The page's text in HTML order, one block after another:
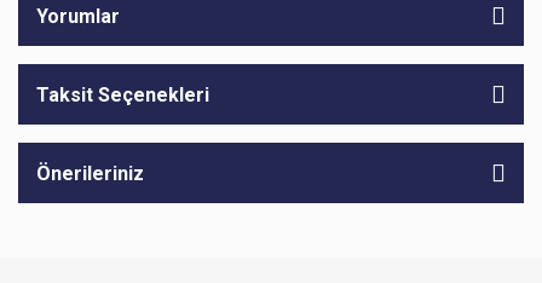
Yorumlar
Taksit Seçenekleri
Önerileriniz